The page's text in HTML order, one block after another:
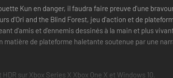
Kun en danger, il faudra faire preuve d'une
d'Ori and the Blind Forest, jeu d'action et de
d'amis et d'ennemis dessinés à la main et plus
de plateforme haletante soutenue par une
sur Xbox Series X Xbox One X et Windows 10.